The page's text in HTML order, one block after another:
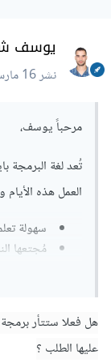
يوسف
نشر16 مارس 2022
مرحباً يوسف،
تُعد لغة البرمجة
العمل هذه
سهولة
مُجتعها
مدعومة
المئات
تسمح لك بإنشاء
عليها الطلب ؟